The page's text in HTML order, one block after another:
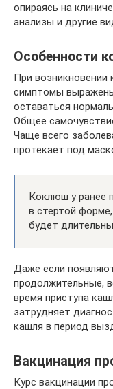
опираясь на
анализы и другие
Особенности
При
симптомы
оставаться
Общее
Чаще всего
протекает под
Коклюш у ранее
в стертой
будет
Даже если
продолжительные,
время приступа
затрудняет
кашля в период
Вакцинация
Курс вакцинации